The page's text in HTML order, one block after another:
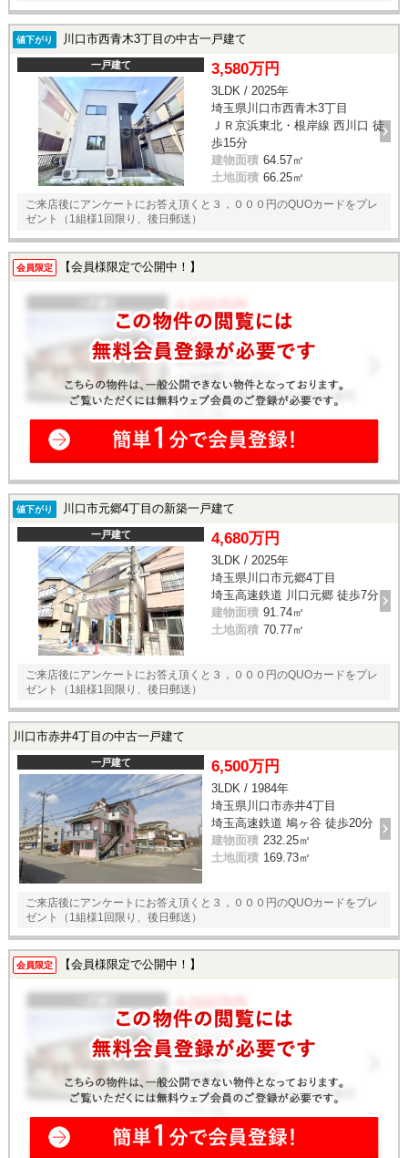
値下がり 川口市西青木3丁目の中古一戸建て
一戸建て 3,580万円
3LDK / 2025年
埼玉県川口市西青木3丁目
ＪＲ京浜東北・根岸線 西川口 徒
歩15分
建物面積 64.57㎡
土地面積 66.25㎡
ご来店後にアンケートにお答え頂くと３，０００円のQUOカードをプレ
ゼント（1組様1回限り、後日郵送）
会員限定 【会員様限定で公開中！】
値下がり 川口市元郷4丁目の新築一戸建て
一戸建て 4,680万円
3LDK / 2025年
埼玉県川口市元郷4丁目
埼玉高速鉄道 川口元郷 徒歩7分
建物面積 91.74㎡
土地面積 70.77㎡
ご来店後にアンケートにお答え頂くと３，０００円のQUOカードをプレ
ゼント（1組様1回限り、後日郵送）
川口市赤井4丁目の中古一戸建て
一戸建て 6,500万円
3LDK / 1984年
埼玉県川口市赤井4丁目
埼玉高速鉄道 鳩ヶ谷 徒歩20分
建物面積 232.25㎡
土地面積 169.73㎡
ご来店後にアンケートにお答え頂くと３，０００円のQUOカードをプレ
ゼント（1組様1回限り、後日郵送）
会員限定 【会員様限定で公開中！】